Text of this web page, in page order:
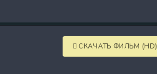
СКАЧАТЬ ФИЛЬМ (HD)